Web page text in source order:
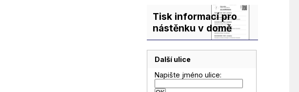
Tisk informací pro
nástěnku v domě
Další ulice
Napište jméno ulice: